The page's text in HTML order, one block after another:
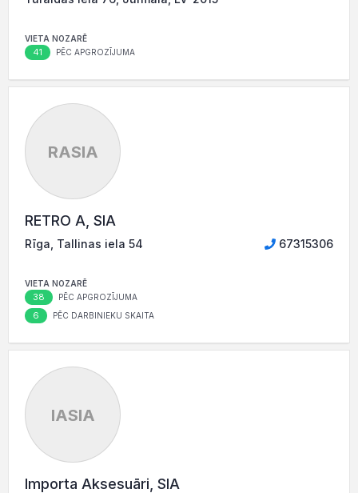
VIETA NOZARĒ
41 PĒC APGROZĪJUMA
RASIA
RETRO A, SIA
Rīga, Tallinas iela 54 67315306
VIETA NOZARĒ
38 PĒC APGROZĪJUMA
6 PĒC DARBINIEKU SKAITA
IASIA
Importa Aksesuāri, SIA